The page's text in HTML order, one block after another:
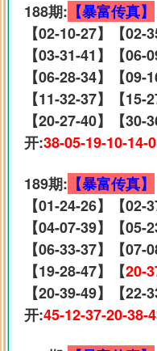
188期: 【暴富传真】
【02-10-27】【02-
【03-31-41】【06-
【06-28-34】【09-
【11-32-37】【15-
【20-27-40】【30-
开:38-05-19-10-14-
189期: 【暴富传真】
【01-24-26】【02-
【04-07-39】【05-
【06-33-37】【07-
【19-28-47】【20-
【20-39-49】【22-
开:45-12-37-20-38-